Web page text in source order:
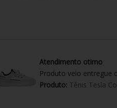
Atendimento otimo
Produto veio entregue
Produto: Tênis Tesla